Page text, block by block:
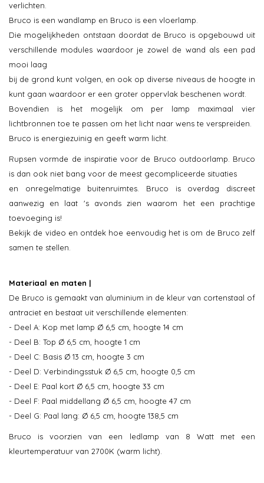
verlichten.
Bruco is een wandlamp en Bruco is een vloerlamp.
Die mogelijkheden ontstaan doordat de Bruco is opgebouwd uit
verschillende modules waardoor je zowel de wand als een pad
mooi laag
bij de grond kunt volgen, en ook op diverse niveaus de hoogte in
kunt gaan waardoor er een groter oppervlak beschenen wordt.
Bovendien is het mogelijk om per lamp maximaal vier
lichtbronnen toe te passen om het licht naar wens te verspreiden.
Bruco is energiezuinig en geeft warm licht.
Rupsen vormde de inspiratie voor de Bruco outdoorlamp. Bruco
is dan ook niet bang voor de meest gecompliceerde situaties
en onregelmatige buitenruimtes. Bruco is overdag discreet
aanwezig en laat 's avonds zien waarom het een prachtige
toevoeging is!
Bekijk de video en ontdek hoe eenvoudig het is om de Bruco zelf
samen te stellen.
Materiaal en maten |
De Bruco is gemaakt van aluminium in de kleur van cortenstaal of
antraciet en bestaat uit verschillende elementen:
- Deel A: Kop met lamp Ø 6,5 cm, hoogte 14 cm
- Deel B: Top Ø 6,5 cm, hoogte 1 cm
- Deel C: Basis Ø 13 cm, hoogte 3 cm
- Deel D: Verbindingsstuk Ø 6,5 cm, hoogte 0,5 cm
- Deel E: Paal kort Ø 6,5 cm, hoogte 33 cm
- Deel F: Paal middellang Ø 6,5 cm, hoogte 47 cm
- Deel G: Paal lang: Ø 6,5 cm, hoogte 138,5 cm
Bruco is voorzien van een ledlamp van 8 Watt met een
kleurtemperatuur van 2700K (warm licht).